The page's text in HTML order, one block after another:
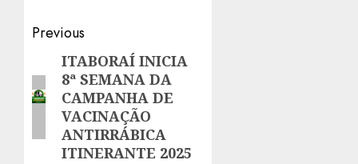
Post
navigation
Previous
Previous
post:
ITABORAÍ INICIA
8ª SEMANA DA
CAMPANHA DE
VACINAÇÃO
ANTIRRÁBICA
ITINERANTE 2025